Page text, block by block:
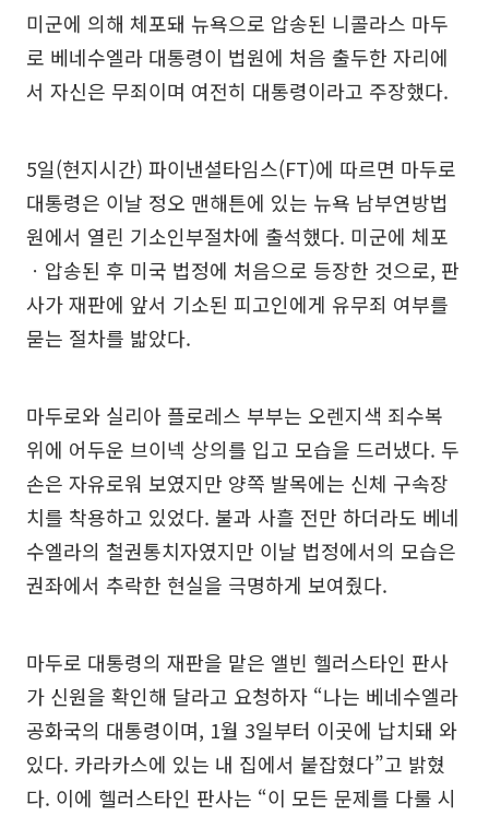
미군에 의해 체포돼 뉴욕으로 압송된 니콜라스 마두
로 베네수엘라 대통령이 법원에 처음 출두한 자리에
서 자신은 무죄이며 여전히 대통령이라고 주장했다.
5일(현지시간) 파이낸셜타임스(FT)에 따르면 마두로
대통령은 이날 정오 맨해튼에 있는 뉴욕 남부연방법
원에서 열린 기소인부절차에 출석했다. 미군에 체포
ㆍ압송된 후 미국 법정에 처음으로 등장한 것으로, 판
사가 재판에 앞서 기소된 피고인에게 유무죄 여부를
묻는 절차를 밟았다.
마두로와 실리아 플로레스 부부는 오렌지색 죄수복
위에 어두운 브이넥 상의를 입고 모습을 드러냈다. 두
손은 자유로워 보였지만 양쪽 발목에는 신체 구속장
치를 착용하고 있었다. 불과 사흘 전만 하더라도 베네
수엘라의 철권통치자였지만 이날 법정에서의 모습은
권좌에서 추락한 현실을 극명하게 보여줬다.
마두로 대통령의 재판을 맡은 앨빈 헬러스타인 판사
가 신원을 확인해 달라고 요청하자 “나는 베네수엘라
공화국의 대통령이며, 1월 3일부터 이곳에 납치돼 와
있다. 카라카스에 있는 내 집에서 붙잡혔다”고 밝혔
다. 이에 헬러스타인 판사는 “이 모든 문제를 다룰 시